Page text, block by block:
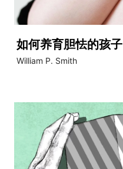
如何养育胆怯的孩子
William P. Smith